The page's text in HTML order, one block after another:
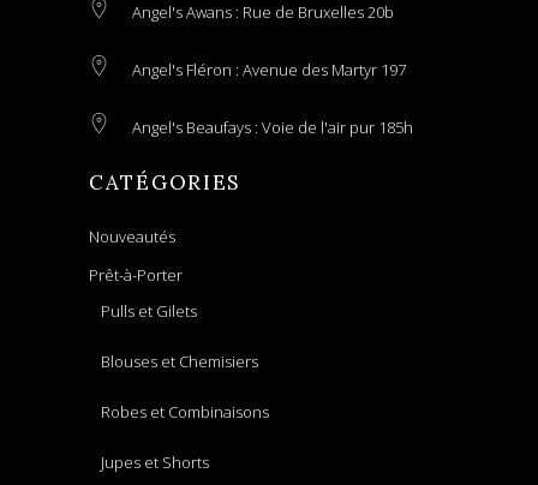
Angel's Awans : Rue de Bruxelles 20b
Angel's Fléron : Avenue des Martyr 197
Angel's Beaufays : Voie de l'air pur 185h
CATÉGORIES
Nouveautés
Prêt-à-Porter
Pulls et Gilets
Blouses et Chemisiers
Robes et Combinaisons
Jupes et Shorts